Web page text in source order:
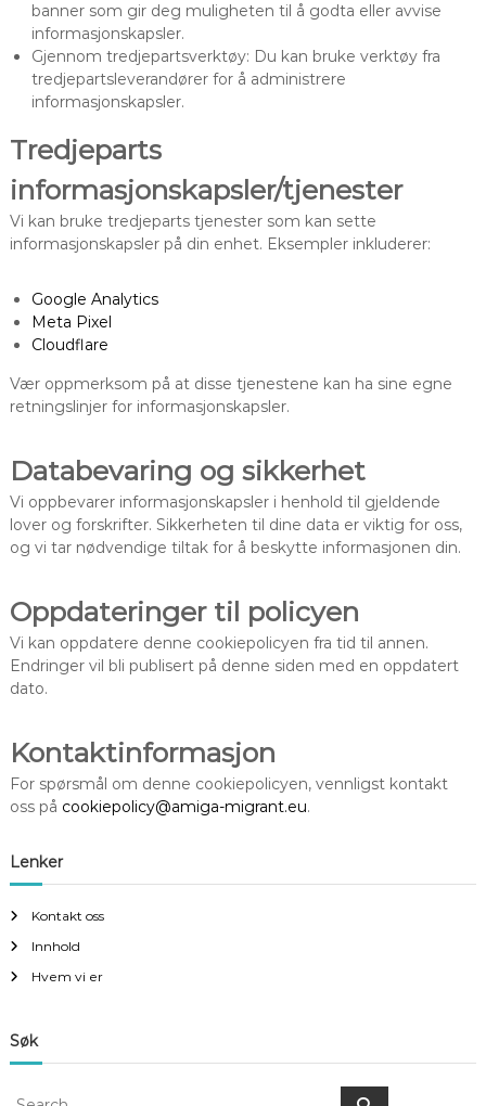
banner som gir deg muligheten til å godta eller avvise
informasjonskapsler.
Gjennom tredjepartsverktøy: Du kan bruke verktøy fra
tredjepartsleverandører for å administrere
informasjonskapsler.
Tredjeparts
informasjonskapsler/tjenester
Vi kan bruke tredjeparts tjenester som kan sette
informasjonskapsler på din enhet. Eksempler inkluderer:
Google Analytics
Meta Pixel
Cloudflare
Vær oppmerksom på at disse tjenestene kan ha sine egne
retningslinjer for informasjonskapsler.
Databevaring og sikkerhet
Vi oppbevarer informasjonskapsler i henhold til gjeldende
lover og forskrifter. Sikkerheten til dine data er viktig for oss,
og vi tar nødvendige tiltak for å beskytte informasjonen din.
Oppdateringer til policyen
Vi kan oppdatere denne cookiepolicyen fra tid til annen.
Endringer vil bli publisert på denne siden med en oppdatert
dato.
Kontaktinformasjon
For spørsmål om denne cookiepolicyen, vennligst kontakt
oss på cookiepolicy@amiga-migrant.eu.
Lenker
Kontakt oss
Innhold
Hvem vi er
Søk
S